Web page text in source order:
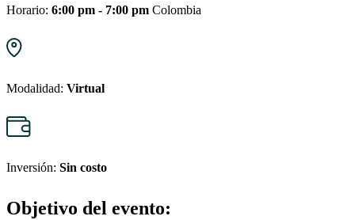
Horario: 6:00 pm - 7:00 pm Colombia
Modalidad: Virtual
Inversión: Sin costo
Objetivo del evento: